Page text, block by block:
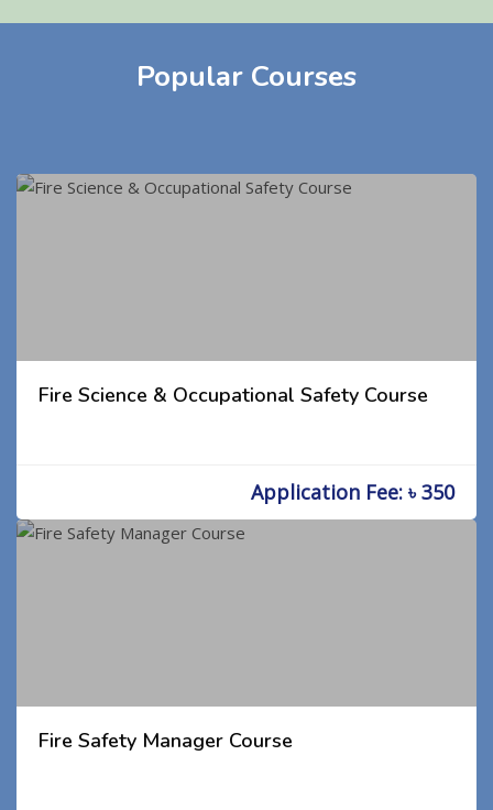
Popular Courses
Fire Science & Occupational Safety Course
Application Fee: ৳ 350
Fire Safety Manager Course